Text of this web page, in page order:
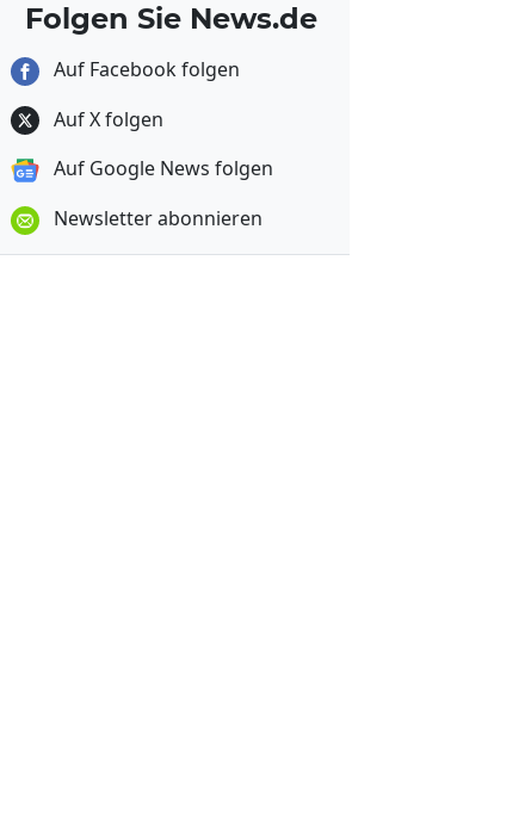
Folgen Sie News.de
Auf Facebook folgen
Auf X folgen
Auf Google News folgen
Newsletter abonnieren